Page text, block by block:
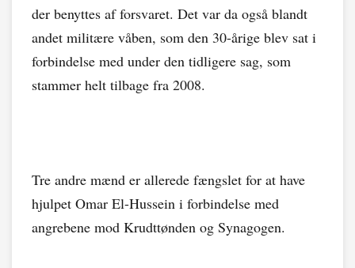
der benyttes af forsvaret. Det var da også blandt
andet militære våben, som den 30-årige blev sat i
forbindelse med under den tidligere sag, som
stammer helt tilbage fra 2008.
Tre andre mænd er allerede fængslet for at have
hjulpet Omar El-Hussein i forbindelse med
angrebene mod Krudttønden og Synagogen.